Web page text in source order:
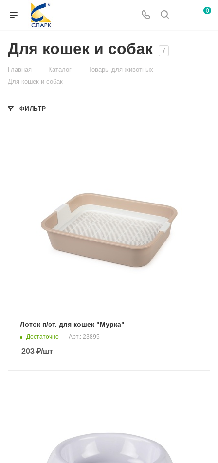
0
Для кошек и собак 7
Главная — Каталог — Товары для животных —
Для кошек и собак
ФИЛЬТР
Лоток п/эт. для кошек "Мурка"
Достаточно Арт.: 23895
203 ₽/шт